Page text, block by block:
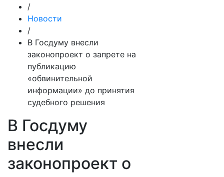
/
Новости
/
В Госдуму внесли
законопроект о запрете на
публикацию
«обвинительной
информации» до принятия
судебного решения
В Госдуму
внесли
законопроект о